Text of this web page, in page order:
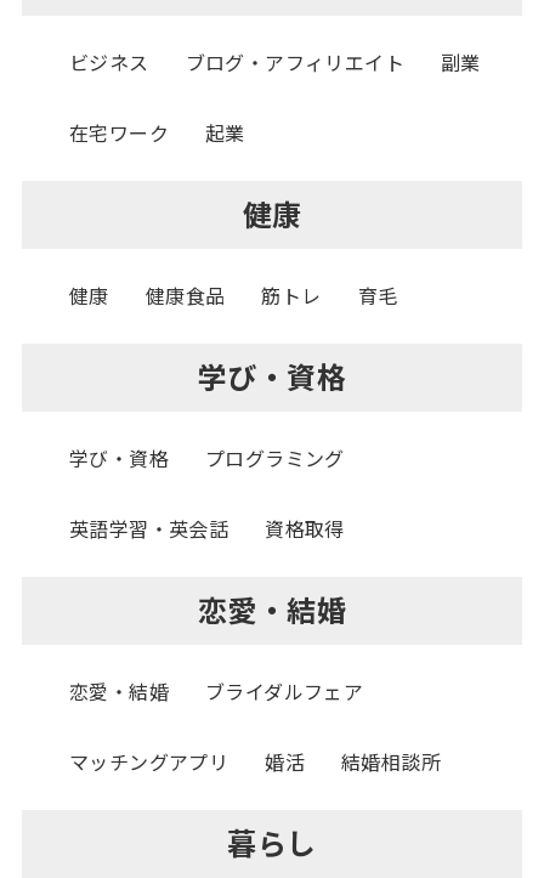
ビジネス ブログ・アフィリエイト 副業
在宅ワーク 起業
健康
健康 健康食品 筋トレ 育毛
学び・資格
学び・資格 プログラミング
英語学習・英会話 資格取得
恋愛・結婚
恋愛・結婚 ブライダルフェア
マッチングアプリ 婚活 結婚相談所
暮らし